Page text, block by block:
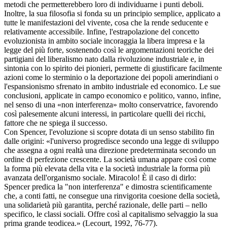
metodi che permetterebbero loro di individuarne i punti deboli.
Inoltre, la sua filosofia si fonda su un principio semplice, applicato a
tutte le manifestazioni del vivente, cosa che la rende seducente e
relativamente accessibile. Infine, l'estrapolazione del concetto
evoluzionista in ambito sociale incoraggia la libera impresa e la
legge del più forte, sostenendo così le argomentazioni teoriche dei
partigiani del liberalismo nato dalla rivoluzione industriale e, in
sintonia con lo spirito dei pionieri, permette di giustificare facilmente
azioni come lo sterminio o la deportazione dei popoli amerindiani o
l'espansionismo sfrenato in ambito industriale ed economico. Le sue
conclusioni, applicate in campo economico e politico, vanno, infine,
nel senso di una «non interferenza» molto conservatrice, favorendo
così palesemente alcuni interessi, in particolare quelli dei ricchi,
fattore che ne spiega il successo.
Con Spencer, l'evoluzione si scopre dotata di un senso stabilito fin
dalle origini: «l'universo progredisce secondo una legge di sviluppo
che assegna a ogni realtà una direzione predeterminata secondo un
ordine di perfezione crescente. La società umana appare così come
la forma più elevata della vita e la società industriale la forma più
avanzata dell'organismo sociale. Miracolo! È il caso di dirlo:
Spencer predica la "non interferenza" e dimostra scientificamente
che, a conti fatti, ne consegue una rinvigorita coesione della società,
una solidarietà più garantita, perché razionale, delle parti – nello
specifico, le classi sociali. Offre così al capitalismo selvaggio la sua
prima grande teodicea.» (Lecourt, 1992, 76-77).